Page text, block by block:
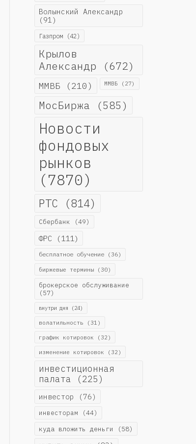
Волынский Александр
(91)
Газпром(42)
Крылов
Александр (672)
ММВБ (210) ММВБ (27)
МосБиржа (585)
Новости
фондовых
рынков
(7870)
РТС (814)
Сбербанк (49)
ФРС (111)
бесплатное обучение(36)
биржевые термины(30)
брокерское обслуживание
(57)
внутри дня (24)
волатильность (31)
график котировок (32)
изменение котировок (32)
инвестиционная
палата (225)
инвестор (76)
инвесторам (44)
куда вложить деньги (58)